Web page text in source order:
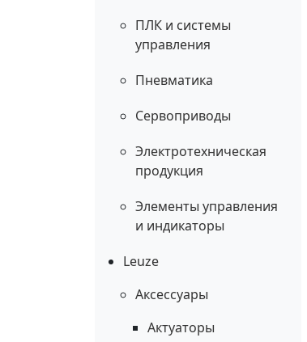
ПЛК и системы
управления
Пневматика
Сервоприводы
Электротехническая
продукция
Элементы управления
и индикаторы
Leuze
Аксессуары
Актуаторы